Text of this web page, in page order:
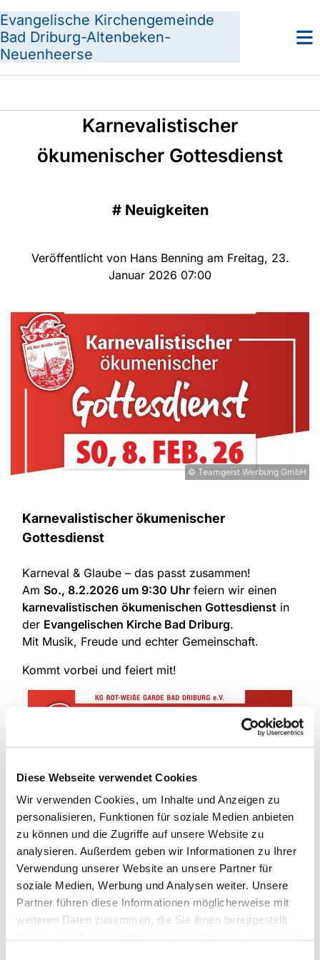
Diese Webseite verwendet Cookies
Wir verwenden Cookies, um Inhalte und Anzeigen zu
personalisieren, Funktionen für soziale Medien anbieten
zu können und die Zugriffe auf unsere Website zu
analysieren. Außerdem geben wir Informationen zu Ihrer
Verwendung unserer Website an unsere Partner für
soziale Medien, Werbung und Analysen weiter. Unsere
Partner führen diese Informationen möglicherweise mit
weiteren Daten zusammen, die Sie ihnen bereitgestellt
Evangelische Kirchengemeinde
Bad Driburg-Altenbeken-
Neuenheerse
Karnevalistischer
ökumenischer Gottesdienst
# Neuigkeiten
Veröffentlicht von Hans Benning am Freitag, 23.
Januar 2026 07:00
© Teamgeist Werbung GmbH
Karnevalistischer ökumenischer
Gottesdienst
Karneval & Glaube – das passt zusammen!
Am So., 8.2.2026 um 9:30 Uhr feiern wir einen
karnevalistischen ökumenischen Gottesdienst in
der Evangelischen Kirche Bad Driburg.
Mit Musik, Freude und echter Gemeinschaft.
Kommt vorbei und feiert mit!